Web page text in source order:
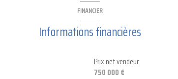
FINANCIER
Informations financières
Prix net vendeur
750 000 €